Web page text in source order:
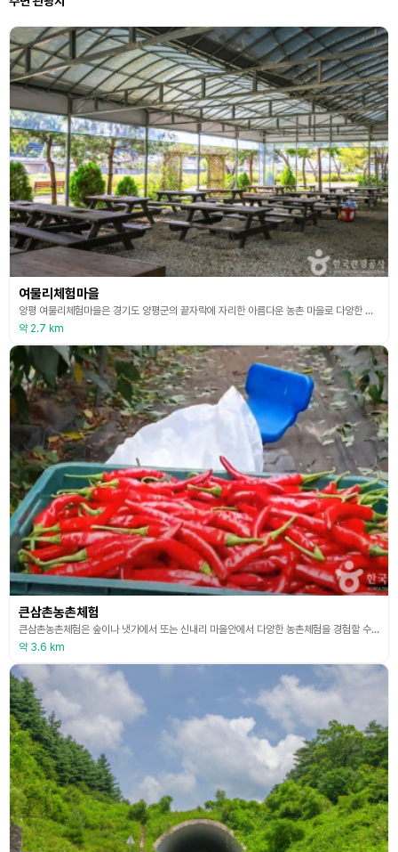
여물리체험마을
양평 여물리체험마을은 경기도 양평군의 끝자락에 자리한 아름다운 농촌 마을로 다양한 자연환경을 자랑한다. 본래 지평군 하북면에 속해 있던 지역으로, 예로부터 물이 많고 맑으며 토질이 비옥해 곡식이 잘 자라는 곳이다. 여물리 마을에서는 계절별로 다양한 농촌 체험 프로그램이 운영되고 있으며, 방문객들은 직접 농산물을 재배하고 수확하는 기쁨을 맛볼 수 있다. 아이들과 가족 단위 여행객들에게 특히 좋은 추억이 된다. 여물리체험마을은 자연 속에서 배우고 즐기며 힐
약 2.7 km
큰삼촌농촌체험
큰삼촌농촌체험은 숲이나 냇가에서 또는 신내리 마을안에서 다양한 농촌체험을 경험할 수 있는 휴양마을이다. 농촌전통음식체험, 농촌문화체험, 농사체험 등 도심에서는 접할 수 없는 시골체험으로 부모에게는 추억을 아이들에게는 색다른 경험을 맛 보게 한다. 계절별 다양한 농촌문화를 느낄 수 있고 전통음식을 만들어 먹을 수도 있어서 가족단위나 학교 단체가 체험해도 좋고 프로그램도 풍성하다.
약 3.6 km